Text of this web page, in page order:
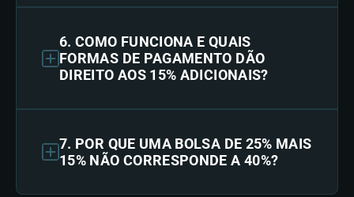
6. COMO FUNCIONA E QUAIS
FORMAS DE PAGAMENTO DÃO
DIREITO AOS 15% ADICIONAIS?
7. POR QUE UMA BOLSA DE 25% MAIS
15% NÃO CORRESPONDE A 40%?